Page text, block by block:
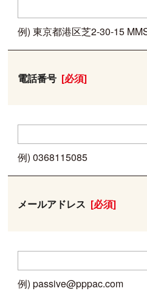
例) 東京都港区芝2-30-15
電話番号 [必須]
例) 0368115085
メールアドレス [必須]
例) passive@pppac.com